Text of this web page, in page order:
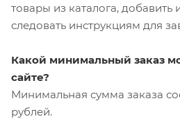
товары из каталога, добавить
следовать инструкциям для
Какой минимальный заказ
сайте?
Минимальная сумма заказа
рублей.